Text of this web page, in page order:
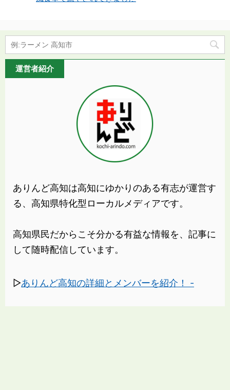
運営者紹介
ありんど高知は高知にゆかりのある有志が運営す
る、高知県特化型ローカルメディアです。
高知県民だからこそ分かる有益な情報を、記事に
して随時配信しています。
▷ありんど高知の詳細とメンバーを紹介！ -